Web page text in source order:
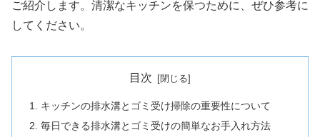
ご紹介します。清潔なキッチンを保つために、ぜひ参考に
してください。
目次
キッチンの排水溝とゴミ受け掃除の重要性について
毎日できる排水溝とゴミ受けの簡単なお手入れ方法